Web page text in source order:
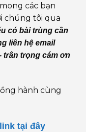
các bạn
chúng tôi qua
có bài trùng cần
liên hệ email
trân trọng cám ơn
hành cùng
tại đây